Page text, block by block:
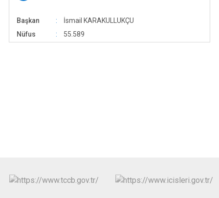
Başkan
İsmail KARAKULLUKÇU
Nüfus
55.589